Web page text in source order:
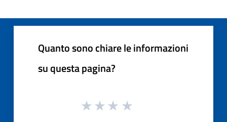
Quanto sono chiare le informazioni
su questa pagina?